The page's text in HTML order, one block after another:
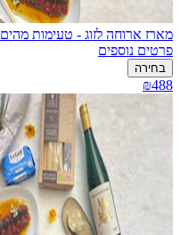
מארז ארוחה לזוג - טעימות מהים
פרטים נוספים
בחירה
₪488